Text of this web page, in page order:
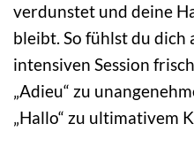
verdunstet und deine
bleibt. So fühlst du dich
intensiven Session
„Adieu“ zu
„Hallo“ zu ultimativem